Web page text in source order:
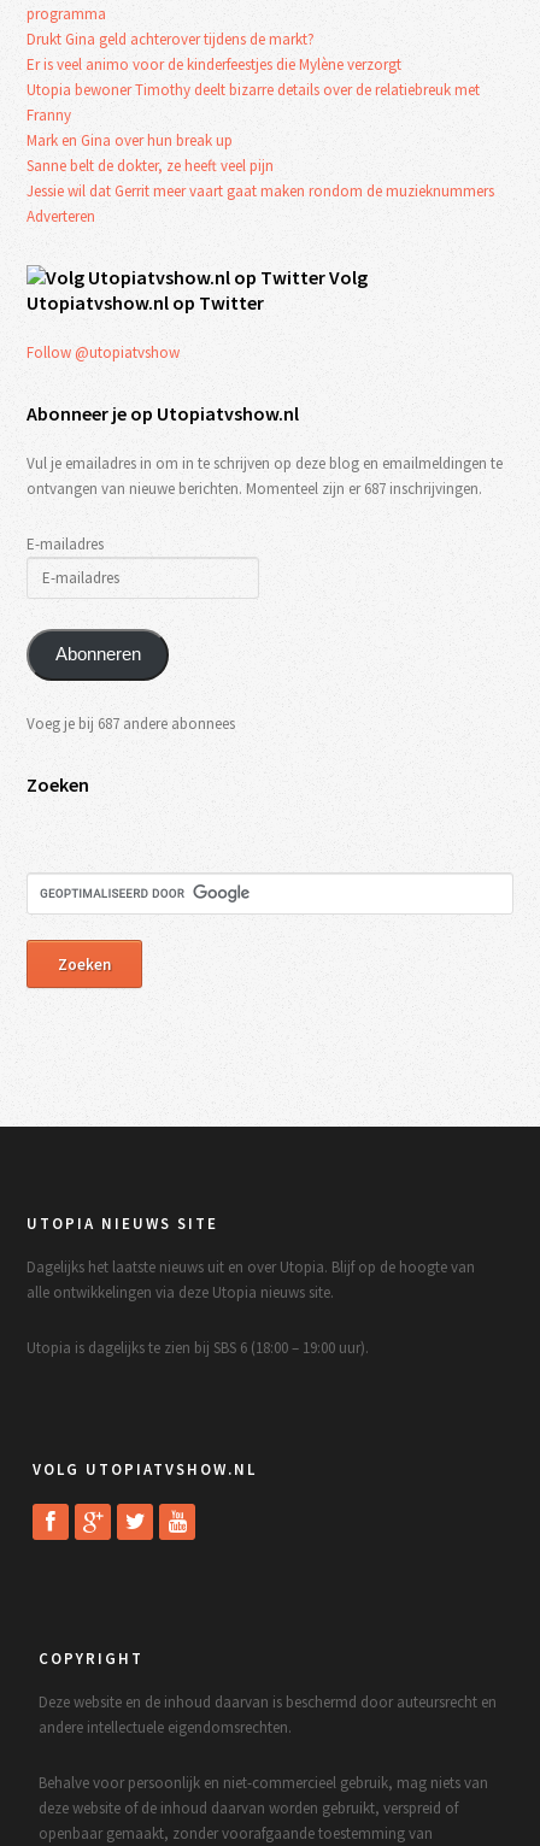
programma
Drukt Gina geld achterover tijdens de markt?
Er is veel animo voor de kinderfeestjes die Mylène verzorgt
Utopia bewoner Timothy deelt bizarre details over de relatiebreuk met
Franny
Mark en Gina over hun break up
Sanne belt de dokter, ze heeft veel pijn
Jessie wil dat Gerrit meer vaart gaat maken rondom de muzieknummers
Adverteren
Volg
Utopiatvshow.nl op Twitter
Follow @utopiatvshow
Abonneer je op Utopiatvshow.nl
Vul je emailadres in om in te schrijven op deze blog en emailmeldingen te
ontvangen van nieuwe berichten. Momenteel zijn er 687 inschrijvingen.
E-mailadres
Abonneren
Voeg je bij 687 andere abonnees
Zoeken
UTOPIA NIEUWS SITE
Dagelijks het laatste nieuws uit en over Utopia. Blijf op de hoogte van
alle ontwikkelingen via deze Utopia nieuws site.
Utopia is dagelijks te zien bij SBS 6 (18:00 – 19:00 uur).
VOLG UTOPIATVSHOW.NL
COPYRIGHT
Deze website en de inhoud daarvan is beschermd door auteursrecht en
andere intellectuele eigendomsrechten.
Behalve voor persoonlijk en niet-commercieel gebruik, mag niets van
deze website of de inhoud daarvan worden gebruikt, verspreid of
openbaar gemaakt, zonder voorafgaande toestemming van